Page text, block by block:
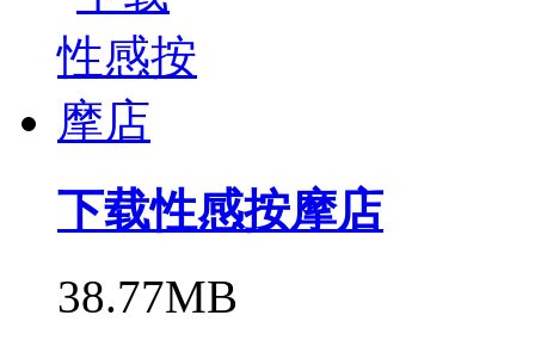
下载性感按摩店
38.77MB